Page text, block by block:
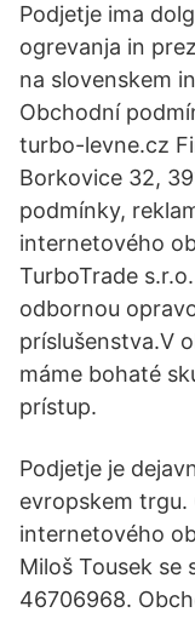
Podjetje ima
ogrevanja in
na slovenskem
Obchodní
turbo-levne.cz
Borkovice 32,
podmínky,
internetového
TurboTrade
odbornou
príslušenstva.V
máme bohaté
prístup.
Podjetje je
evropskem
internetového
Miloš Tousek se
46706968.